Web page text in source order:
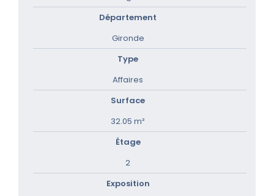
Département
Gironde
Type
Affaires
Surface
32.05 m²
Étage
2
Exposition